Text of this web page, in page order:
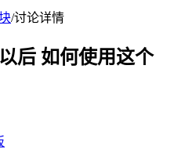
/讨论详情
后 如何使用这个